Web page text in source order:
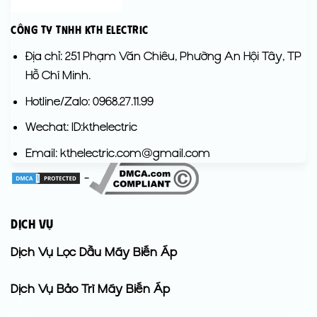
Công Ty TNHH KTH Electric
Địa chỉ: 251 Phạm Văn Chiêu, Phường An Hội Tây, TP
Hồ Chí Minh.
Hotline/Zalo: 0968.27.11.99
Wechat: ID:kthelectric
Email: kthelectric.com@gmail.com
-
DỊCH VỤ
Dịch Vụ Lọc Dầu Máy Biến Áp
Dịch Vụ Bảo Trì Máy Biến Áp